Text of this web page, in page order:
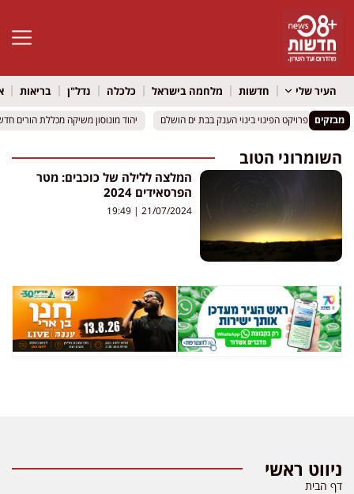
פתח
העיר שלי חדשות מלחמה בישראל כלכלה נדל"ן בריאות
מבזקים יהוד מונוסון משיקה מכללת הורים
יהוד מונוסון משיקה מכללת הורים
השומרוני הטוב
המלצה ללילה של כוכבים: מטר
הפרסאידים 2024
21/07/2024
ניווט ראשי
דף הבית